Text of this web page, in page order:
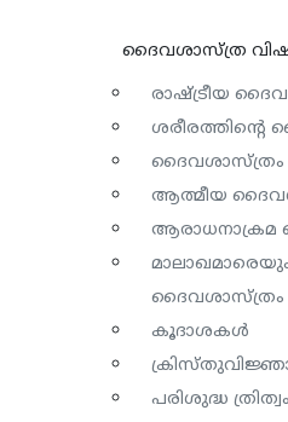
ദൈവശാസ്ത്ര
രാഷ്ട്രീയ
ശരീരത്തിന്റെ
ദൈവശാസ്ത്രം -
ആത്മീയ
ആരാധനാക്രമ
ദൈവശാസ്ത്രം
കൂദാശകൾ
പരിശുദ്ധ ത്രിത്വം